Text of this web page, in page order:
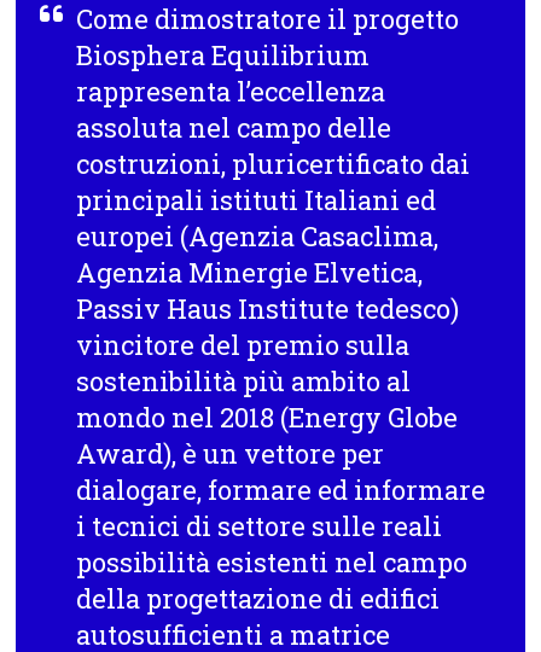
Come dimostratore il progetto
Biosphera Equilibrium
rappresenta l’eccellenza
assoluta nel campo delle
costruzioni, pluricertificato dai
principali istituti Italiani ed
europei (Agenzia Casaclima,
Agenzia Minergie Elvetica,
Passiv Haus Institute tedesco)
vincitore del premio sulla
sostenibilità più ambito al
mondo nel 2018 (Energy Globe
Award), è un vettore per
dialogare, formare ed informare
i tecnici di settore sulle reali
possibilità esistenti nel campo
della progettazione di edifici
autosufficienti a matrice